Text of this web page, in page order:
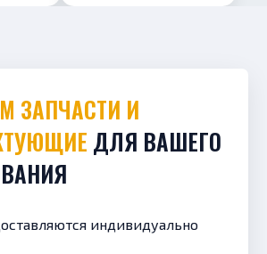
ДЛЯ ВАШЕГО
индивидуально